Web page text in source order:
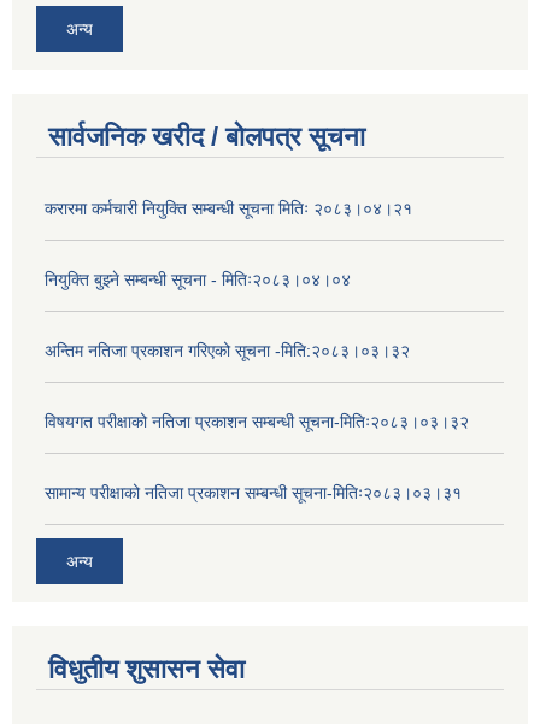
अन्य
सार्वजनिक खरीद / बोलपत्र सूचना
करारमा कर्मचारी नियुक्ति सम्बन्धी सूचना मितिः २०८३।०४।२१
नियुक्ति बुझ्ने सम्बन्धी सूचना - मितिः२०८३।०४।०४
अन्तिम नतिजा प्रकाशन गरिएको सूचना -मिति:२०८३।०३।३२
विषयगत परीक्षाको नतिजा प्रकाशन सम्बन्धी सूचना-मितिः२०८३।०३।३२
सामान्य परीक्षाको नतिजा प्रकाशन सम्बन्धी सूचना-मितिः२०८३।०३।३१
अन्य
विधुतीय शुसासन सेवा